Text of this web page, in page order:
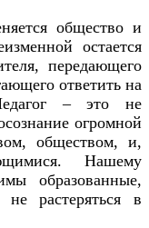
общество и
остается
передающего
ответить на
– это не
огромной
обществом, и,
Нашему
образованные,
растеряться в